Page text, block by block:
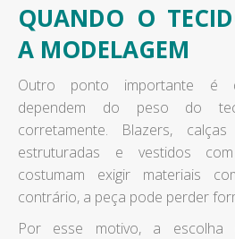
QUANDO O
A MODELAGEM
Outro ponto importante é
dependem do peso do
corretamente. Blazers,
estruturadas e vestidos
costumam exigir materiais
contrário, a peça pode perder
Por esse motivo, a